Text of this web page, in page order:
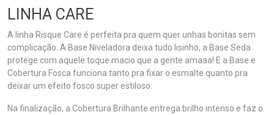
LINHA CARE
A linha Risque Care é perfeita pra quem quer unhas bonitas sem
complicação. A Base Niveladora deixa tudo lisinho, a Base Seda
protege com aquele toque macio que a gente amaaa! E a Base e
Cobertura Fosca funciona tanto pra fixar o esmalte quanto pra
deixar um efeito fosco super estiloso.
Na finalização, a Cobertura Brilhante entrega brilho intenso e faz o